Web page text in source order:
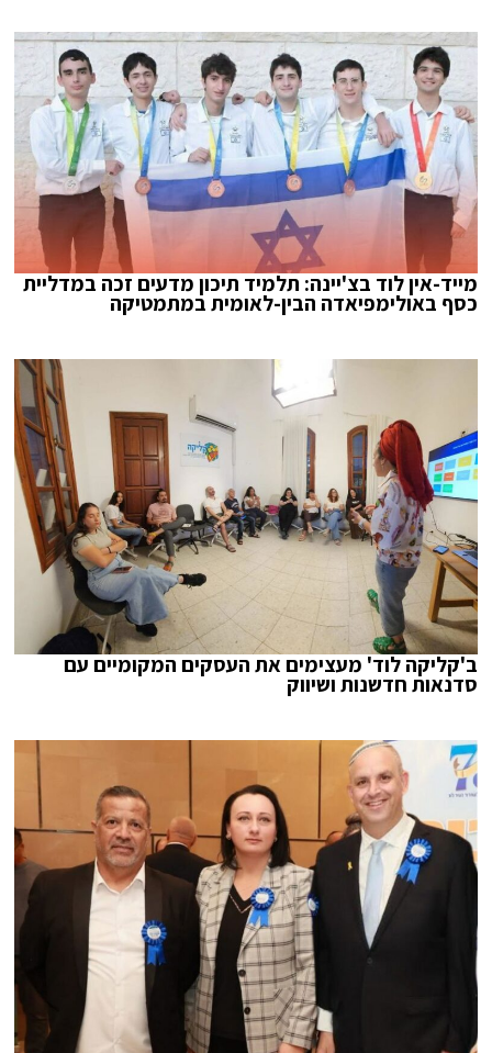
מייד-אין לוד בצ'יינה: תלמיד תיכון מדעים זכה במדליית
כסף באולימפיאדה הבין-לאומית במתמטיקה
ב'קליקה לוד' מעצימים את העסקים המקומיים עם
סדנאות חדשנות ושיווק